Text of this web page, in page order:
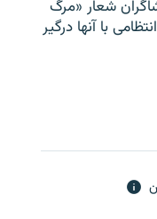
شعار «مرگ
با آنها درگیر